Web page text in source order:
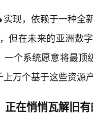
现，依赖于一种全
但在未来的亚洲数
一个系统愿意将最
万个基于这些资源
正在悄悄瓦解旧